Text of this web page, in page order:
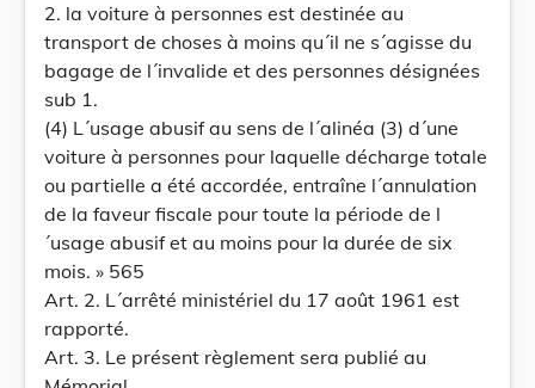
2. la voiture à personnes est destinée au
transport de choses à moins qu´il ne s´agisse du
bagage de l´invalide et des personnes désignées
sub 1.
(4) L´usage abusif au sens de l´alinéa (3) d´une
voiture à personnes pour laquelle décharge totale
ou partielle a été accordée, entraîne l´annulation
de la faveur fiscale pour toute la période de l
´usage abusif et au moins pour la durée de six
mois. » 565
Art. 2. L´arrêté ministériel du 17 août 1961 est
rapporté.
Art. 3. Le présent règlement sera publié au